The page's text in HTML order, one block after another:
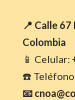
📍 Calle
Colombia
📱 Celular:
☎️
📧